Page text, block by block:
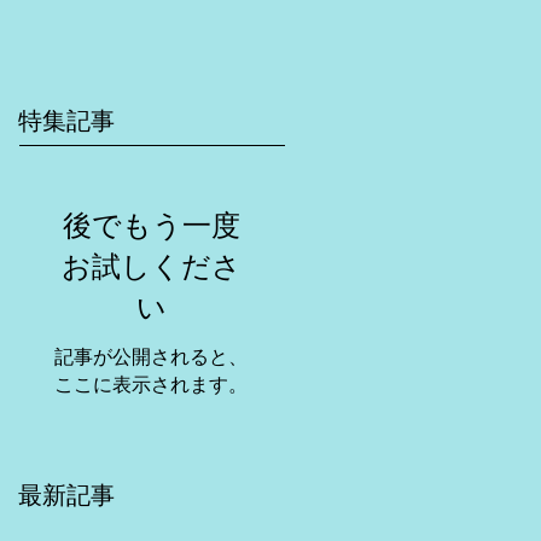
特集記事
後でもう一度
お試しくださ
い
記事が公開されると、
ここに表示されます。
最新記事